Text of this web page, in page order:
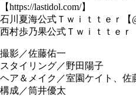
【https://lastidol.com/】
石川夏海公式Ｔｗｉｔｔｅｒ【
西村歩乃果公式Ｔｗｉｔｔｅｒ
撮影／佐藤佑一
スタイリング／野田陽子
ヘア＆メイク／室園ケイト、佐
構成／筒井優太